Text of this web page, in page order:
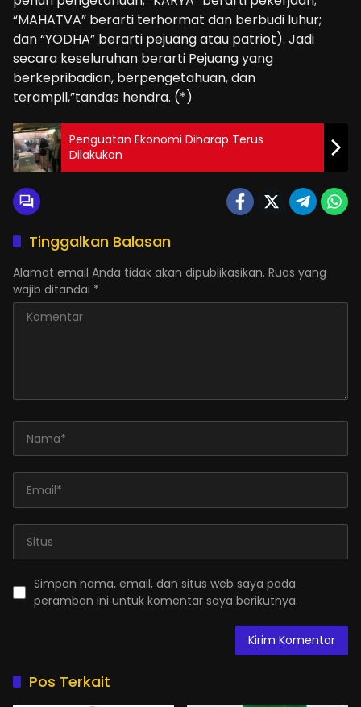
“MAHATVA” berarti terhormat dan berbudi luhur;
dan “YODHA” berarti pejuang atau patriot). Jadi
secara keseluruhan berarti Pejuang yang
berkepribadian, berpengetahuan, dan
terampil,”tandas hendra. (*)
Penguatan Ekonomi Diharap Terus
Dilakukan
Tinggalkan Balasan
Alamat email Anda tidak akan dipublikasikan. Ruas yang
wajib ditandai *
Simpan nama, email, dan situs web saya pada
peramban ini untuk komentar saya berikutnya.
Pos Terkait